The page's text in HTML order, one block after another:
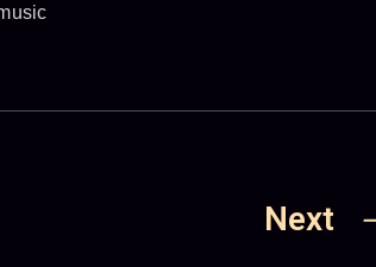
Next